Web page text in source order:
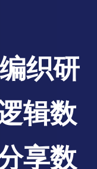
织研
辑数
享数